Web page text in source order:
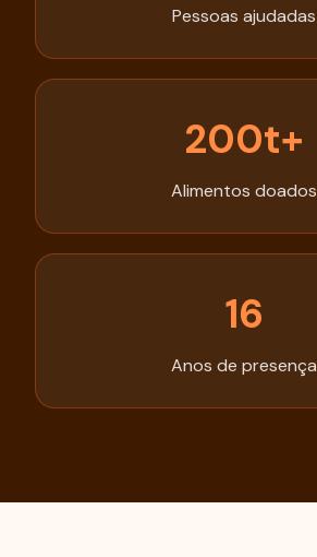
Pessoas ajudadas
200t+
Alimentos doados
16
Anos de presença